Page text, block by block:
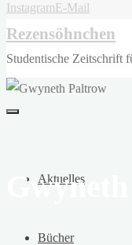
InstagramE-Mail
Rezensöhnchen
Studentische Zeitschrift
Aktuelles
Bücher